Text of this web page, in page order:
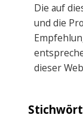
Die auf
und die
dieser